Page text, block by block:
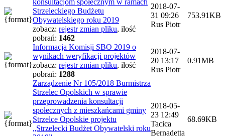
Strzeleckiego Budżetu
Obywatelskiego roku 2019
zobacz: rejestr zmian pliku, ilość
pobrań: 1462
2018-07-
31 09:26
Rus Piotr
753.91KB
Informacja Komisji SBO 2019 o
wynikach weryfikacji projektów
zobacz: rejestr zmian pliku, ilość
pobrań: 1288
2018-07-
20 13:17
Rus Piotr
0.91MB
Zarządzenie Nr 105/2018 Burmistrza
Strzelec Opolskich w sprawie
przeprowadzenia konsultacji
społecznych z mieszkańcami gminy
Strzelce Opolskie projektu
„Strzelecki Budżet Obywatelski roku
2018-05-
23 12:49
Tacica
Bernadetta
68.69KB